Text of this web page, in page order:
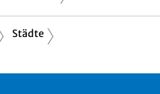
Städte